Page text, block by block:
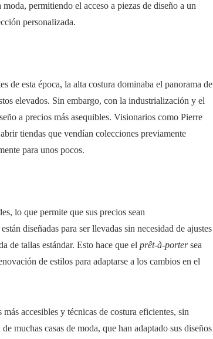
permitiendo el acceso a piezas de diseño a un
personalizada.
de esta época, la alta costura dominaba el panorama de
elevados. Sin embargo, con la industrialización y el
a precios más asequibles. Visionarios como Pierre
tiendas que vendían colecciones previamente
para unos pocos.
lo que permite que sus precios sean
diseñadas para ser llevadas sin necesidad de ajustes
de tallas estándar. Esto hace que el prêt-à-portersea
de estilos para adaptarse a los cambios en el
accesibles y técnicas de costura eficientes, sin
muchas casas de moda, que han adaptado sus diseños